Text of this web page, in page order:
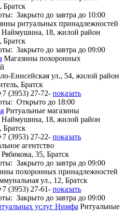
Братск
Закрыто до завтра до 10:00
ритуальных принадлежностей
Наймушина, 18, жилой район
Братск
Закрыто до завтра до 09:00
Магазины похоронных
Енисейская ул., 54, жилой район
Братск
(3953) 27-72- показать
Открыто до 18:00
Ритуальные магазины
Наймушина, 18, жилой район
Братск
(3953) 27-22- показать
агентство
Рябикова, 35, Братск
Закрыто до завтра до 09:00
похоронных принадлежностей
ул., 12, Братск
(3953) 27-61- показать
Закрыто до завтра до 09:00
услуг Нимфа Ритуальные